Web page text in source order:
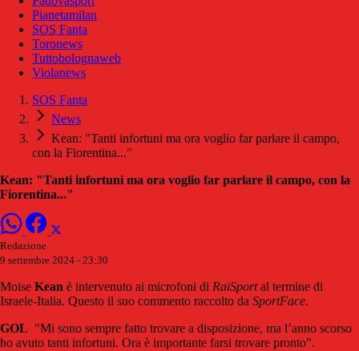
Pianetamilan
SOS Fanta
Toronews
Tuttobolognaweb
Violanews
SOS Fanta
News
Kean: "Tanti infortuni ma ora voglio far parlare il campo,
con la Fiorentina..."
Kean: "Tanti infortuni ma ora voglio far parlare il campo, con la
Fiorentina..."
Redazione
9 settembre 2024 - 23:30
Moise Kean è intervenuto ai microfoni di RaiSportal termine di
Israele-Italia. Questo il suo commento raccolto da SportFace.
GOL "Mi sono sempre fatto trovare a disposizione, ma l’anno scorso
ho avuto tanti infortuni. Ora è importante farsi trovare pronto".